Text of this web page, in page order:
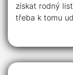
získat rodný
třeba k tomu